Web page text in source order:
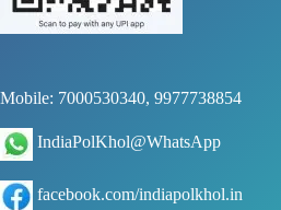
Mobile: 7000530340, 9977738854
IndiaPolKhol@WhatsApp
facebook.com/indiapolkhol.in